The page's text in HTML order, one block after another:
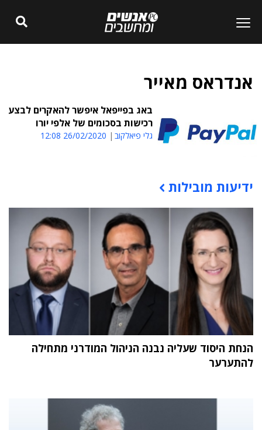
אנדראס מאייר
באג בפייפאל איפשר להאקרים לבצע
רכישות בסכומים של אלפי יורו
גלי פיאלקוב 26/02/2020 12:08
תוכן פרסומי
ידיעות מובילות
הנחת היסוד שעליה נבנה הניהול המודרני מתחילה
להתערער